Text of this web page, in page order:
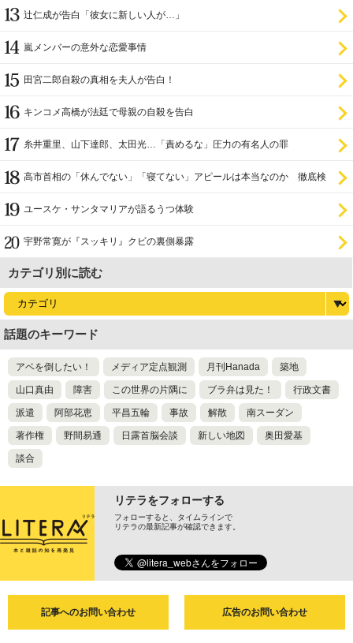
辻仁成が告白「彼女に新しい人が…」
嵐メンバーの意外な恋愛事情
田宮二郎自殺の真相を夫人が告白！
キンコメ高橋が法廷で母親の自殺を告白
糸井重里、山下達郎、太田光…「責めるな」圧力の有名人の罪
高市首相の「休んでない」「寝てない」アピールは本当なのか 徹底検
ユースケ・サンタマリアが語るうつ体験
宇野常寛が『スッキリ』クビの裏側暴露
カテゴリ別に読む
話題のキーワード
アベを倒したい！ メディア定点観測 月刊Hanada 築地
山口真由 障害 この世界の片隅に ブラ弁は見た！ 行政文書
派遣 阿部花恵 平昌五輪 事故 解散 南スーダン
著作権 野間易通 日露首脳会談 新しい地図 奥田愛基
談合
リテラをフォローする
フォローすると、タイムラインで
リテラの最新記事が確認できます。
記事へのお問い合わせ 広告のお問い合わせ